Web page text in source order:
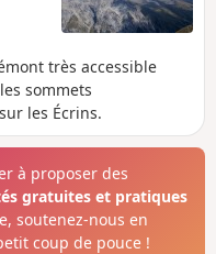
très accessible
sommets
les Écrins.
à proposer des
gratuites et pratiques
soutenez-nous en
coup de pouce !